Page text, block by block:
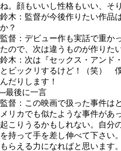
ね。顔もいいし性格もいい、そ
鈴木：監督が今後作りたい作品
か？
監督：デビュー作も実話で重か
たので、次は違うものが作りた
鈴木：次は『セックス・アンド
とビックリするけど！（笑）
んだりします！
─最後に一言
監督：この映画で扱った事件は
メリカでも似たような事件があ
起こりうるかもしれない。自分
を持って手を差し伸べて下さい
もらえる力になればと思います